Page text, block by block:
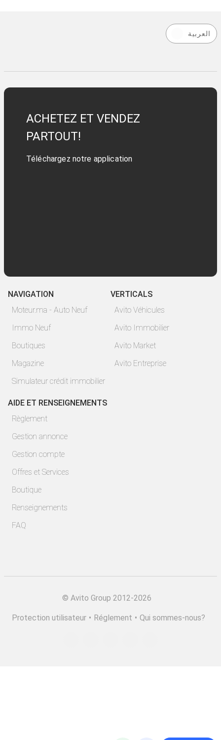
العربية
ACHETEZ ET VENDEZ
PARTOUT!
Téléchargez notre application
NAVIGATION
Moteur.ma - Auto Neuf
Immo Neuf
Boutiques
Magazine
Simulateur crédit immobilier
VERTICALS
Avito Véhicules
Avito Immobilier
Avito Market
Avito Entreprise
AIDE ET RENSEIGNEMENTS
Règlement
Gestion annonce
Gestion compte
Offres et Services
Boutique
Renseignements
FAQ
© Avito Group 2012-2026
Protection utilisateur • Réglement • Qui sommes-nous?